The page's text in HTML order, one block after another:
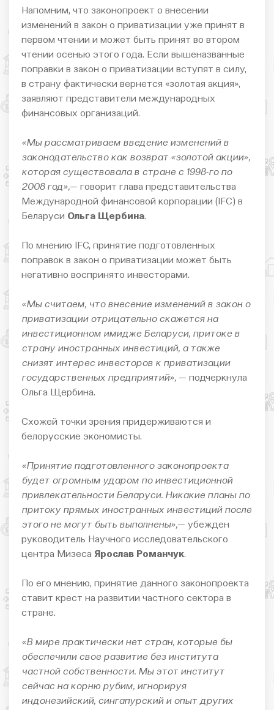
Напомним, что законопроект о внесении
изменений в закон о приватизации уже принят в
первом чтении и может быть принят во втором
чтении осенью этого года. Если вышеназванные
поправки в закон о приватизации вступят в силу,
в страну фактически вернется «золотая акция»,
заявляют представители международных
финансовых организаций.
«Мы рассматриваем введение изменений в
законодательство как возврат «золотой акции»,
которая существовала в стране с 1998-го по
2008 год»,— говорит глава представительства
Международной финансовой корпорации (IFC) в
Беларуси Ольга Щербина.
По мнению IFC, принятие подготовленных
поправок в закон о приватизации может быть
негативно воспринято инвесторами.
«Мы считаем, что внесение изменений в закон о
приватизации отрицательно скажется на
инвестиционном имидже Беларуси, притоке в
страну иностранных инвестиций, а также
снизят интерес инвесторов к приватизации
государственных предприятий», — подчеркнула
Ольга Щербина.
Схожей точки зрения придерживаются и
белорусские экономисты.
«Принятие подготовленного законопроекта
будет огромным ударом по инвестиционной
привлекательности Беларуси. Никакие планы по
притоку прямых иностранных инвестиций после
этого не могут быть выполнены»,— убежден
руководитель Научного исследовательского
центра Мизеса Ярослав Романчук.
По его мнению, принятие данного законопроекта
ставит крест на развитии частного сектора в
стране.
«В мире практически нет стран, которые бы
обеспечили свое развитие без института
частной собственности. Мы этот институт
сейчас на корню рубим, игнорируя
индонезийский, сингапурский и опыт других